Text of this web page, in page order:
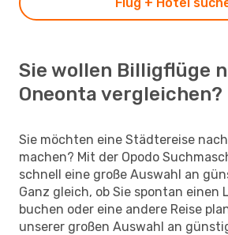
Sie wollen Billigflüge
Oneonta vergleichen?
Sie möchten eine Städtereise
machen? Mit der Opodo
schnell eine große Auswahl an
Ganz gleich, ob Sie spontan einen
buchen oder eine andere Reise
unserer großen Auswahl an